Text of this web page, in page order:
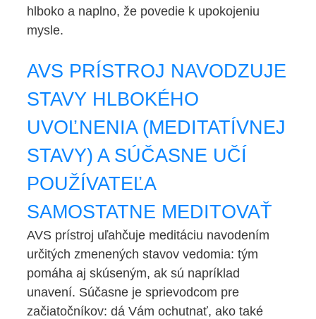
hlboko a naplno, že povedie k upokojeniu
mysle.
AVS PRÍSTROJ NAVODZUJE
STAVY HLBOKÉHO
UVOĽNENIA (MEDITATÍVNEJ
STAVY) A SÚČASNE UČÍ
POUŽÍVATEĽA
SAMOSTATNE MEDITOVAŤ
AVS prístroj uľahčuje meditáciu navodením
určitých zmenených stavov vedomia: tým
pomáha aj skúseným, ak sú napríklad
unavení. Súčasne je sprievodcom pre
začiatočníkov: dá Vám ochutnať, ako také